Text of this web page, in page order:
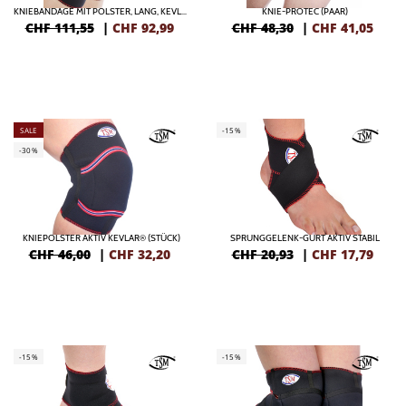
KNIEBANDAGE MIT POLSTER, LANG, KEVLAR® (PAAR)
CHF 111,55 | CHF 92,99
KNIE-PROTEC (PAAR)
CHF 48,30 | CHF 41,05
SALE
-30%
KNIEPOLSTER AKTIV KEVLAR® (STÜCK)
CHF 46,00 | CHF 32,20
-15%
SPRUNGGELENK-GURT AKTIV STABIL
CHF 20,93 | CHF 17,79
-15% -15%